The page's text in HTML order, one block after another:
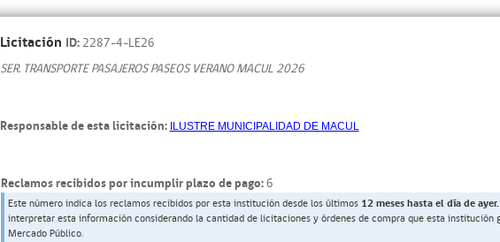
Licitación ID: 2287-4-LE26
SER. TRANSPORTE PASAJEROS PASEOS VERANO MACUL 2026
Responsable de esta licitación: ILUSTRE MUNICIPALIDAD DE MACUL
Reclamos recibidos por incumplir plazo de pago:6
Este número indica los reclamos recibidos por esta institución desde los últimos 12 meses hasta el día de ayer.
interpretar esta información considerando la cantidad de licitaciones y órdenes de compra que esta institución
Mercado Público.